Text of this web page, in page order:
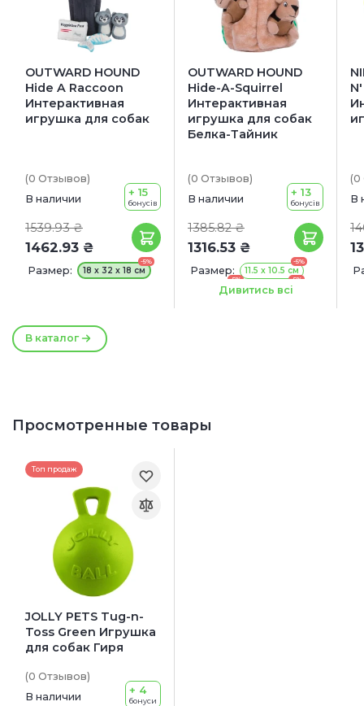
В каталог
OUTWARD HOUND
Hide A Raccoon
Интерактивная
игрушка для собак
(0 Отзывов)
В наличии
1539.93 ₴
1462.93 ₴
+ 15
бонусів
Размер:
-5%
18 x 32 x 18 см
OUTWARD HOUND
Hide-A-Squirrel
Интерактивная
игрушка для собак
Белка-Тайник
(0 Отзывов)
В наличии
1385.82 ₴
1316.53 ₴
+ 13
бонусів
Размер:
-5%
11.5 x 10.5 см
-5%
17 x 15 см
-5%
20 x 18 см
Дивитись всі
(0
В
Просмотренные товары
Топ продаж
JOLLY PETS Tug-n-
Toss Green Игрушка
для собак Гиря
(0 Отзывов)
В наличии
+ 4
бонуси